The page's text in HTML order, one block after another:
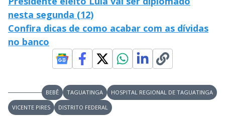
nesta segunda (12)
Confira dicas de como acabar com as dívidas
no banco
BEBÊ TAGUATINGA
HOSPITAL REGIONAL DE TAGUATINGA
VICENTE PIRES
DISTRITO FEDERAL